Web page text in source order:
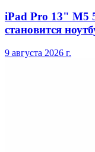
iPad Pro 13" M5
становится
9 августа 2026 г.